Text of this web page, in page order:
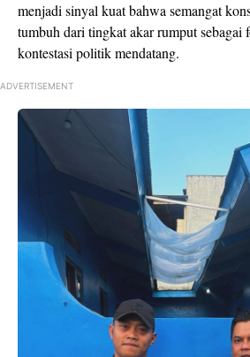
menjadi sinyal kuat bahwa semangat
tumbuh dari tingkat akar rumput sebagai
kontestasi politik mendatang.
ADVERTISEMENT